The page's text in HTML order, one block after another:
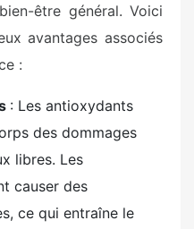
être général. Voici
avantages associés
:
: Les antioxydants
des dommages
libres. Les
causer des
ce qui entraîne le